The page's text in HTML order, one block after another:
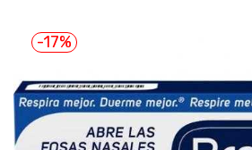
-17%